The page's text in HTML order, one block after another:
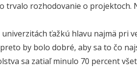
trvalo rozhodovanie o projektoch.
ťažkú hlavu najmä pri
by bolo dobré, aby sa to čo
sa zatiaľ minulo 70 percent